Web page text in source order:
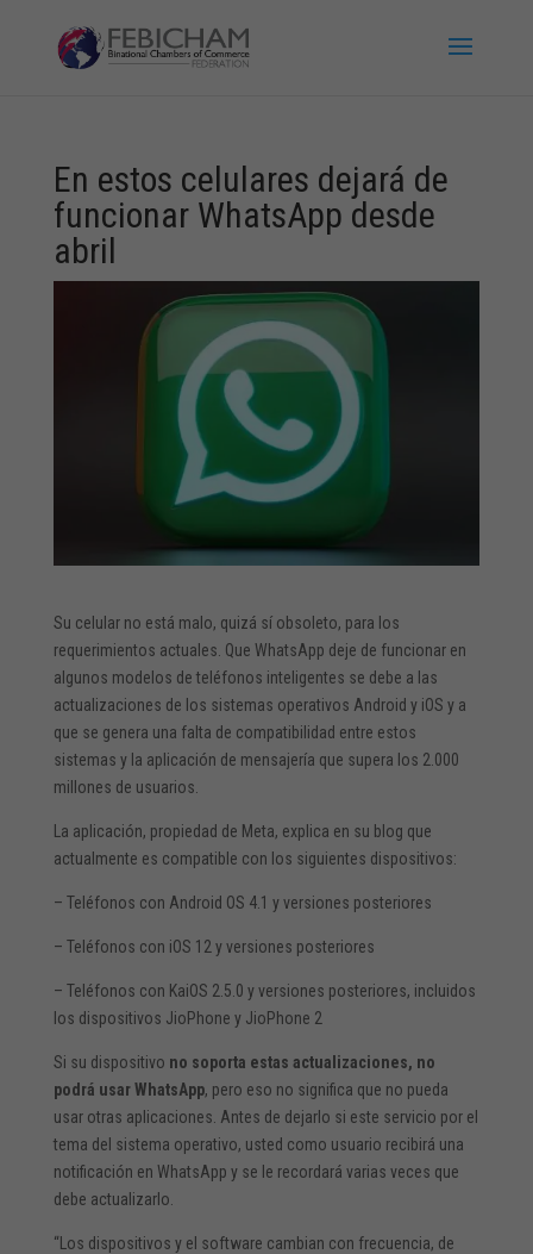
En estos celulares dejará de
funcionar WhatsApp desde
abril
Su celular no está malo, quizá sí obsoleto, para los
requerimientos actuales. Que WhatsApp deje de funcionar en
algunos modelos de teléfonos inteligentes se debe a las
actualizaciones de los sistemas operativos Android y iOS y a
que se genera una falta de compatibilidad entre estos
sistemas y la aplicación de mensajería que supera los 2.000
millones de usuarios.
La aplicación, propiedad de Meta, explica en su blog que
actualmente es compatible con los siguientes dispositivos:
– Teléfonos con Android OS 4.1 y versiones posteriores
– Teléfonos con iOS 12 y versiones posteriores
– Teléfonos con KaiOS 2.5.0 y versiones posteriores, incluidos
los dispositivos JioPhone y JioPhone 2
Si su dispositivo no soporta estas actualizaciones, no
podrá usar WhatsApp, pero eso no significa que no pueda
usar otras aplicaciones. Antes de dejarlo si este servicio por el
tema del sistema operativo, usted como usuario recibirá una
notificación en WhatsApp y se le recordará varias veces que
debe actualizarlo.
“Los dispositivos y el software cambian con frecuencia, de